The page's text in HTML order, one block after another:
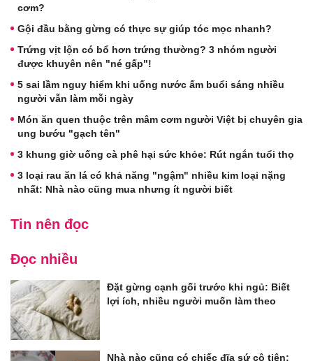
cơm?
Gội đầu bằng gừng có thực sự giúp tóc mọc nhanh?
Trứng vịt lộn có bổ hơn trứng thường? 3 nhóm người
được khuyên nên "né gấp"!
5 sai lầm nguy hiểm khi uống nước ấm buổi sáng nhiều
người vẫn làm mỗi ngày
Món ăn quen thuộc trên mâm cơm người Việt bị chuyên gia
ung bướu "gạch tên"
3 khung giờ uống cà phê hại sức khỏe: Rút ngắn tuổi thọ
3 loại rau ăn lá có khả năng "ngậm" nhiều kim loại nặng
nhất: Nhà nào cũng mua nhưng ít người biết
Tin nên đọc
Đọc nhiều
Đặt gừng cạnh gối trước khi ngủ: Biết
lợi ích, nhiều người muốn làm theo
Nhà nào cũng có chiếc đĩa sứ cô tiên: